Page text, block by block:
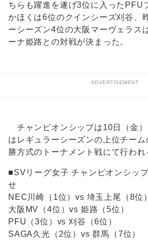
ちらも躍進を遂げ3位に入ったPFU
かほくは6位のクインシーズ刈谷、
ーシーズン4位の大阪マーヴェラス
ーナ姫路との対戦が決まった。
ADVERTISEMENT
チャンピオンシップは10日（金）
はレギュラーシーズンの上位チー
勝方式のトーナメント戦にて行われ
■SVリーグ女子 チャンピオンシッ
せ
NEC川崎（1位）vs 埼玉上尾（8位）
大阪MV（4位）vs 姫路（5位）
PFU（3位）vs 刈谷（6位）
SAGA久光（2位）vs 群馬（7位）